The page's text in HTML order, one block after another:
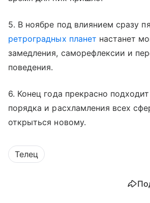
5. В ноябре под влиянием сразу
ретроградных планет настанет
замедления, саморефлексии и
поведения.
6. Конец года прекрасно
порядка и расхламления всех
открыться новому.
Телец